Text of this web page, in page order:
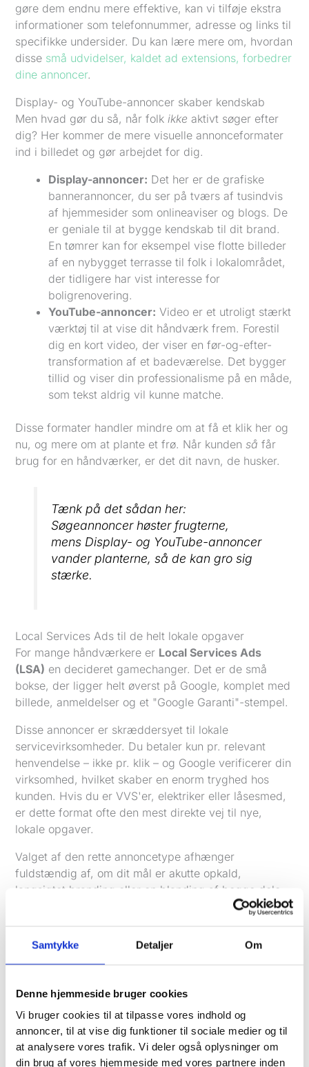
Samtykke Detaljer Om
Denne hjemmeside bruger cookies
Vi bruger cookies til at tilpasse vores indhold og
annoncer, til at vise dig funktioner til sociale medier og til
at analysere vores trafik. Vi deler også oplysninger om
din brug af vores hjemmeside med vores partnere inden
gøre dem endnu mere effektive, kan vi tilføje ekstra
informationer som telefonnummer, adresse og links til
specifikke undersider. Du kan lære mere om, hvordan
disse små udvidelser, kaldet ad extensions, forbedrer
dine annoncer.
Display- og YouTube-annoncer skaber kendskab
Men hvad gør du så, når folkikke aktivt søger efter
dig? Her kommer de mere visuelle annonceformater
ind i billedet og gør arbejdet for dig.
Display-annoncer: Det her er de grafiske
bannerannoncer, du ser på tværs af tusindvis
af hjemmesider som onlineaviser og blogs. De
er geniale til at bygge kendskab til dit brand.
En tømrer kan for eksempel vise flotte billeder
af en nybygget terrasse til folk i lokalområdet,
der tidligere har vist interesse for
boligrenovering.
YouTube-annoncer: Video er et utroligt stærkt
værktøj til at vise dit håndværk frem. Forestil
dig en kort video, der viser en før-og-efter-
transformation af et badeværelse. Det bygger
tillid og viser din professionalisme på en måde,
som tekst aldrig vil kunne matche.
Disse formater handler mindre om at få et klik her og
nu, og mere om at plante et frø. Når kundenså får
brug for en håndværker, er det dit navn, de husker.
Tænk på det sådan her:
Søgeannoncer høster frugterne,
mens Display- og YouTube-annoncer
vander planterne, så de kan gro sig
stærke.
Local Services Ads til de helt lokale opgaver
For mange håndværkere er Local Services Ads
(LSA) en decideret gamechanger. Det er de små
bokse, der ligger helt øverst på Google, komplet med
billede, anmeldelser og et "Google Garanti"-stempel.
Disse annoncer er skræddersyet til lokale
servicevirksomheder. Du betaler kun pr. relevant
henvendelse – ikke pr. klik – og Google verificerer din
virksomhed, hvilket skaber en enorm tryghed hos
kunden. Hvis du er VVS'er, elektriker eller låsesmed,
er dette format ofte den mest direkte vej til nye,
lokale opgaver.
Valget af den rette annoncetype afhænger
fuldstændig af, om dit mål er akutte opkald,
langsigtet branding eller en blanding af begge dele.
Hvad koster Google annoncering i virkeligheden
som specialist. Mit ærlige svar er altid: "Det kommer
an på." Men det er selvfølgelig ikke et svar, du kan
ned.
Når du investerer iGoogle Ads, er der ingen faste
prislister eller pakkeløsninger. Du betaler for
resultater – typisk hver gang en potentiel kunde